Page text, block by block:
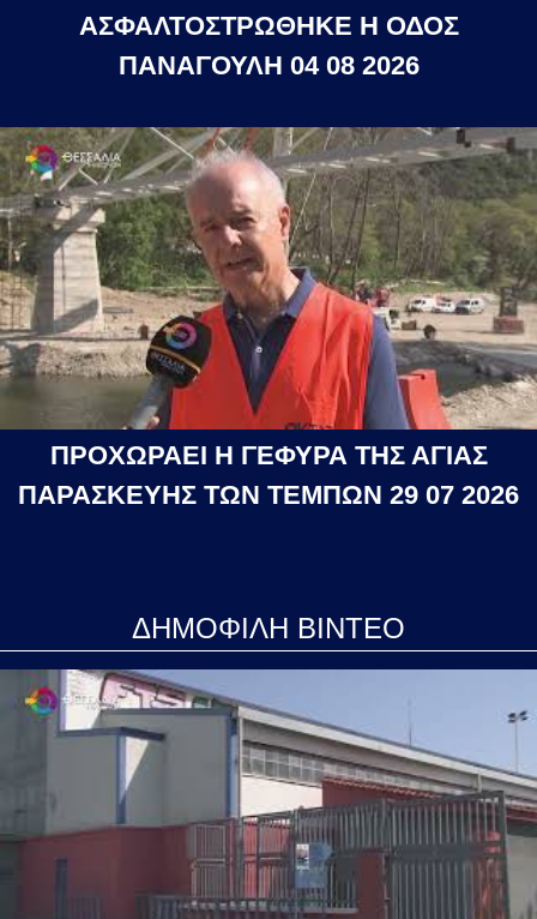
ΑΣΦΑΛΤΟΣΤΡΩΘΗΚΕ Η ΟΔΟΣ
ΠΑΝΑΓΟΥΛΗ 04 08 2026
ΠΡΟΧΩΡΑΕΙ Η ΓΕΦΥΡΑ ΤΗΣ ΑΓΙΑΣ
ΠΑΡΑΣΚΕΥΗΣ ΤΩΝ ΤΕΜΠΩΝ 29 07 2026
ΔΗΜΟΦΙΛΗ ΒΙΝΤΕΟ